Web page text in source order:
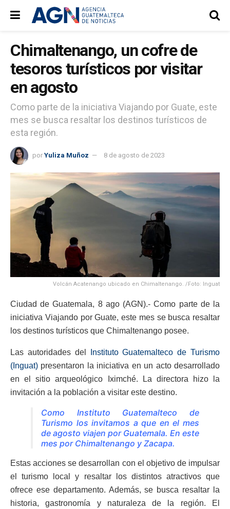
Chimaltenango, un cofre de
tesoros turísticos por visitar
en agosto
Como parte de la iniciativa Viajando por Guate, este
mes se busca resaltar los destinos turísticos de
esta región.
por Yuliza Muñoz 8 de agosto de 2023
Volcán Acatenango ubicado en Chimaltenango. /Foto: Inguat
Ciudad de Guatemala, 8 ago (AGN).- Como parte de la
iniciativa Viajando por Guate, este mes se busca resaltar
los destinos turísticos que Chimaltenango posee.
Las autoridades del
Instituto Guatemalteco de Turismo
(Inguat) presentaron la iniciativa en un acto desarrollado
en el sitio arqueológico Iximché. La directora hizo la
invitación a la población a visitar este destino.
Como Instituto Guatemalteco de
Turismo los invitamos a que en el mes
de agosto viajen por Guatemala. En este
mes por Chimaltenango y Zacapa.
Estas acciones se desarrollan con el objetivo de impulsar
el turismo local y resaltar los distintos atractivos que
ofrece ese departamento. Además, se busca resaltar la
historia, gastronomía y naturaleza de la región. El